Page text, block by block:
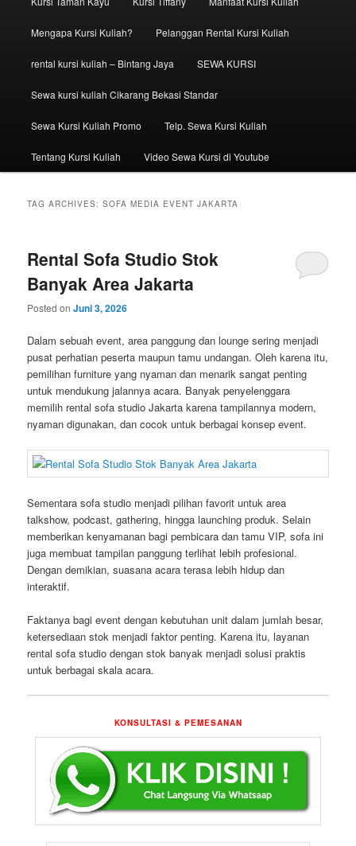
Mengapa Kursi Kuliah? Pelanggan Rental Kursi Kuliah
rental kursi kuliah – Bintang Jaya SEWA KURSI
Sewa kursi kuliah Cikarang Bekasi Standar
Sewa Kursi Kuliah Promo Telp. Sewa Kursi Kuliah
Tentang Kursi Kuliah Video Sewa Kursi di Youtube
TAG ARCHIVES:SOFA MEDIA EVENT JAKARTA
Rental Sofa Studio Stok
Banyak Area Jakarta
Posted onJuni 3, 2026
Dalam sebuah event, area panggung dan lounge sering menjadi
pusat perhatian peserta maupun tamu undangan. Oleh karena itu,
pemilihan furniture yang nyaman dan menarik sangat penting
untuk mendukung jalannya acara. Banyak penyelenggara
memilih rental sofa studio Jakarta karena tampilannya modern,
nyaman digunakan, dan cocok untuk berbagai konsep event.
Sementara sofa studio menjadi pilihan favorit untuk area
talkshow, podcast, gathering, hingga launching produk. Selain
memberikan kenyamanan bagi pembicara dan tamu VIP, sofa ini
juga membuat tampilan panggung terlihat lebih profesional.
Dengan demikian, suasana acara terasa lebih hidup dan
interaktif.
Faktanya bagi event dengan kebutuhan unit dalam jumlah besar,
ketersediaan stok menjadi faktor penting. Karena itu, layanan
rental sofa studio dengan stok banyak menjadi solusi praktis
untuk berbagai skala acara.
KONSULTASI & PEMESANAN